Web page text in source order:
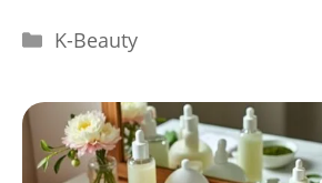
Catégories
K-Beauty